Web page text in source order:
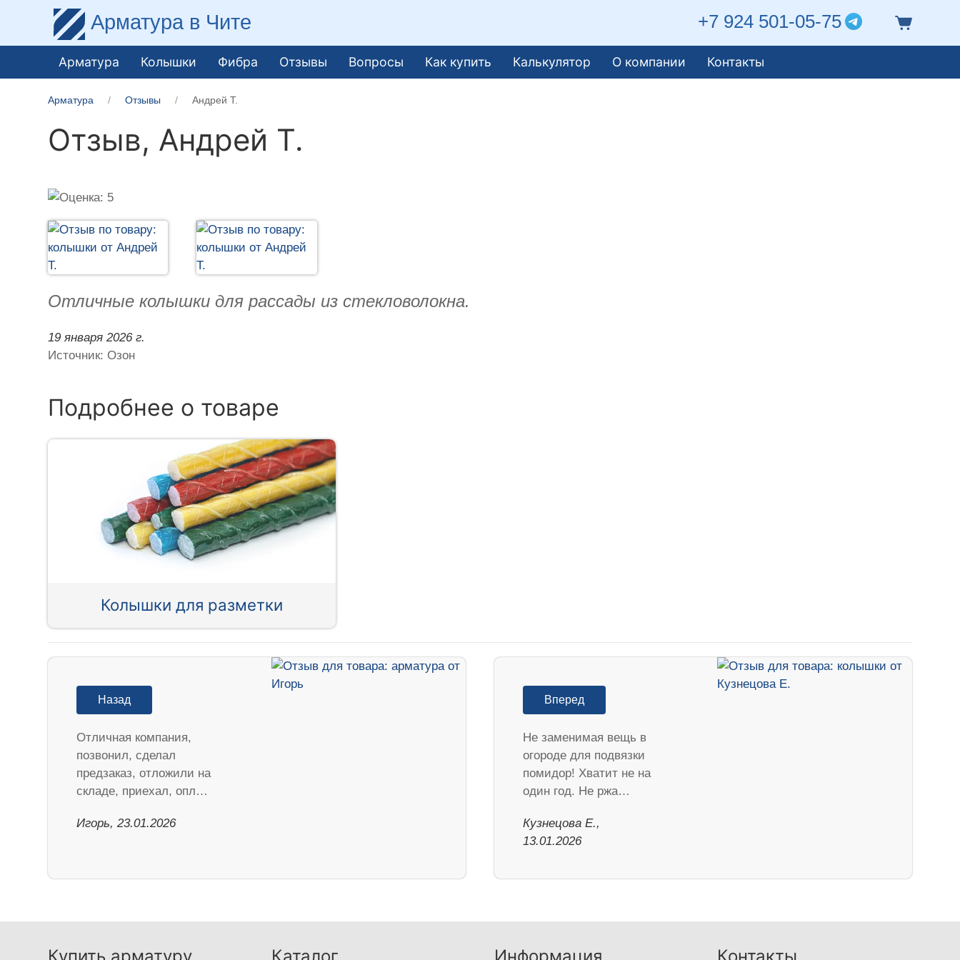
Арматура в Чите +7 924 501-05-75
Арматура Колышки Фибра Отзывы Вопросы Как купить Калькулятор О компании Контакты
Арматура Отзывы Андрей Т.
Отзыв, Андрей Т.
Отличные колышки для рассады из стекловолокна.
19 января 2026 г.
Источник: Озон
Подробнее о товаре
Колышки для разметки
Назад
Отличная компания,
позвонил, сделал
предзаказ, отложили на
складе, приехал, опл…
Игорь, 23.01.2026
Вперед
Не заменимая вещь в
огороде для подвязки
помидор! Хватит не на
один год. Не ржа…
Кузнецова Е.,
13.01.2026
Купить арматуру Каталог Информация Контакты